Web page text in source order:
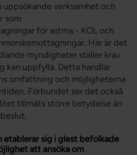
uppsökande verksamhet och
som
för astma - KOL och
Här är det
myndigheter ställer krav
kan uppfylla. Detta handlar
omfattning och möjligheterna
Förbundet ser det också
tillmäts större betydelse än
etablerar sig i glest befolkade
att ansöka om